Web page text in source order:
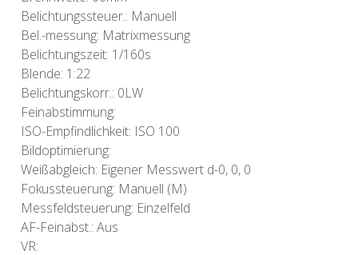
Belichtungssteuer.: Manuell
Bel.-messung: Matrixmessung
Belichtungszeit: 1/160s
Blende: 1:22
Belichtungskorr.: 0LW
Feinabstimmung:
ISO-Empfindlichkeit: ISO 100
Bildoptimierung:
Weißabgleich: Eigener Messwert d-0, 0, 0
Fokussteuerung: Manuell (M)
Messfeldsteuerung: Einzelfeld
AF-Feinabst.: Aus
VR: